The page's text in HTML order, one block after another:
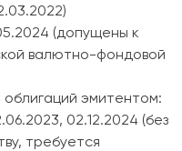
(допущены к
валютно-фондовой
эмитентом:
02.12.2024 (без
требуется